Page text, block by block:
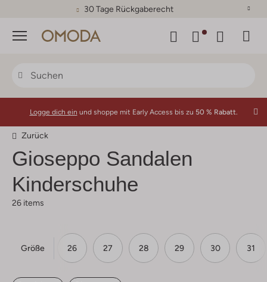
30 Tage Rückgaberecht
Menü
Logge dich ein und shoppe mit Early Access bis zu 50 % Rabatt.
Zurück
Gioseppo Sandalen
Kinderschuhe
26 items
Größe
25 26 27 28 29 30 31